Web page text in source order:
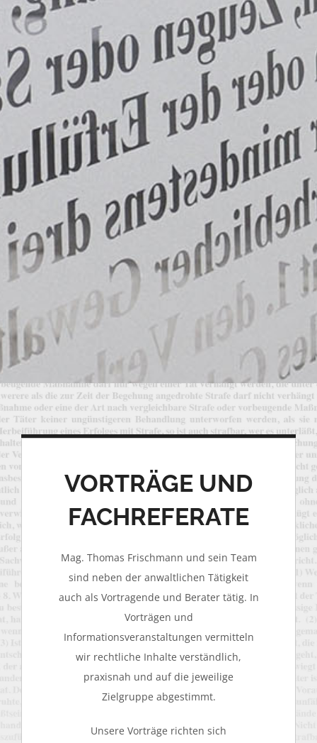
VORTRÄGE UND
FACHREFERATE
Mag. Thomas Frischmann und sein Team
sind neben der anwaltlichen Tätigkeit
auch als Vortragende und Berater tätig. In
Vorträgen und
Informationsveranstaltungen vermitteln
wir rechtliche Inhalte verständlich,
praxisnah und auf die jeweilige
Zielgruppe abgestimmt.
Unsere Vorträge richten sich